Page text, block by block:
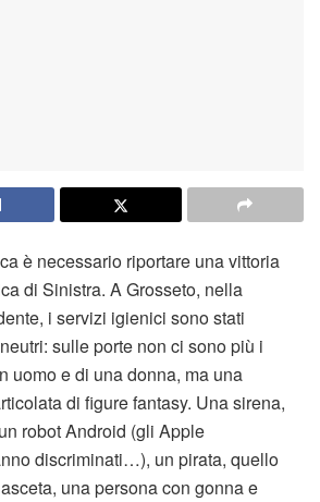
è necessario riportare una vittoria
di Sinistra. A Grosseto, nella
i servizi igienici sono stati
sulle porte non ci sono più i
uomo e di una donna, ma una
di figure fantasy. Una sirena,
robot Android (gli Apple
discriminati…), un pirata, quello
una persona con gonna e